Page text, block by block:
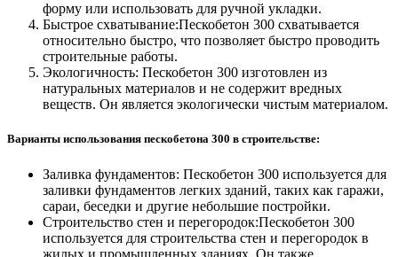
форму или использовать для ручной укладки.
Быстрое схватывание:Пескобетон 300 схватывается
относительно быстро, что позволяет быстро проводить
строительные работы.
Экологичность: Пескобетон 300 изготовлен из
натуральных материалов и не содержит вредных
веществ. Он является экологически чистым материалом.
Варианты использования пескобетона 300 в строительстве:
Заливка фундаментов: Пескобетон 300 используется для
заливки фундаментов легких зданий, таких как гаражи,
сараи, беседки и другие небольшие постройки.
Строительство стен и перегородок:Пескобетон 300
используется для строительства стен и перегородок в
жилых и промышленных зданиях. Он также